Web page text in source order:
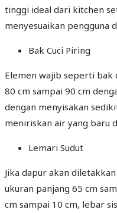
tinggi ideal dari kitchen
menyesuaikan pengguna
Bak Cuci Piring
Elemen wajib seperti bak
80 cm sampai 90 cm
dengan menyisakan
meniriskan air yang baru
Lemari Sudut
Jika dapur akan
ukuran panjang 65 cm
cm sampai 10 cm, lebar